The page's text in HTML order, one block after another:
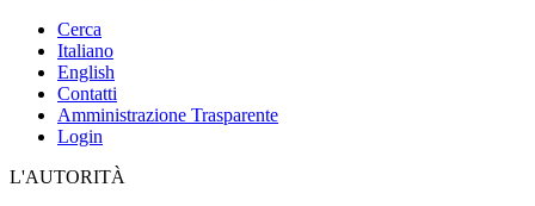
Cerca
Italiano
English
Contatti
Amministrazione Trasparente
Login
L'AUTORITÀ